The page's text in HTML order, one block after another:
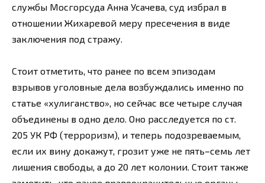
службы Мосгорсуда Анна Усачева, суд избрал в
отношении Жихаревой меру пресечения в виде
заключения под стражу.
Стоит отметить, что ранее по всем эпизодам
взрывов уголовные дела возбуждались именно по
статье «хулиганство», но сейчас все четыре случая
объединены в одно дело. Оно расследуется по ст.
205 УК РФ (терроризм), и теперь подозреваемым,
если их вину докажут, грозит уже не пять–семь лет
лишения свободы, а до 20 лет колонии. Стоит также